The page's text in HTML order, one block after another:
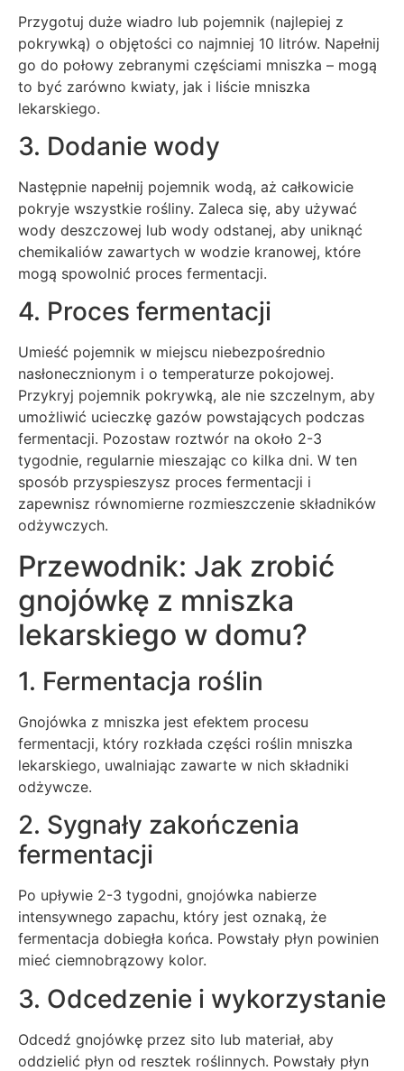
Przygotuj duże wiadro lub pojemnik (najlepiej z
pokrywką) o objętości co najmniej 10 litrów. Napełnij
go do połowy zebranymi częściami mniszka – mogą
to być zarówno kwiaty, jak i liście mniszka
lekarskiego.
3. Dodanie wody
Następnie napełnij pojemnik wodą, aż całkowicie
pokryje wszystkie rośliny. Zaleca się, aby używać
wody deszczowej lub wody odstanej, aby uniknąć
chemikaliów zawartych w wodzie kranowej, które
mogą spowolnić proces fermentacji.
4. Proces fermentacji
Umieść pojemnik w miejscu niebezpośrednio
nasłonecznionym i o temperaturze pokojowej.
Przykryj pojemnik pokrywką, ale nie szczelnym, aby
umożliwić ucieczkę gazów powstających podczas
fermentacji. Pozostaw roztwór na około 2-3
tygodnie, regularnie mieszając co kilka dni. W ten
sposób przyspieszysz proces fermentacji i
zapewnisz równomierne rozmieszczenie składników
odżywczych.
Przewodnik: Jak zrobić
gnojówkę z mniszka
lekarskiego w domu?
1. Fermentacja roślin
Gnojówka z mniszka jest efektem procesu
fermentacji, który rozkłada części roślin mniszka
lekarskiego, uwalniając zawarte w nich składniki
odżywcze.
2. Sygnały zakończenia
fermentacji
Po upływie 2-3 tygodni, gnojówka nabierze
intensywnego zapachu, który jest oznaką, że
fermentacja dobiegła końca. Powstały płyn powinien
mieć ciemnobrązowy kolor.
3. Odcedzenie i wykorzystanie
Odcedź gnojówkę przez sito lub materiał, aby
oddzielić płyn od resztek roślinnych. Powstały płyn